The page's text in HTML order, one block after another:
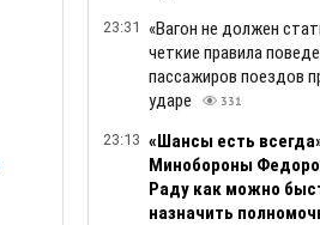
23:31
«Вагон не должен
четкие правила
пассажиров поездов
ударе
331
23:13 «Шансы есть
Минобороны
Раду как можно
назначить